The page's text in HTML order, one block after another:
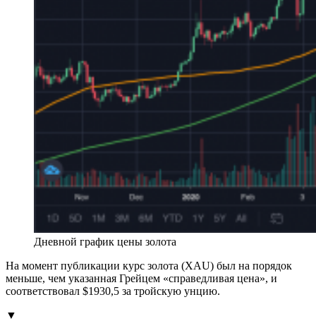
Дневной график цены золота
На момент публикации курс золота (XAU) был на порядок
меньше, чем указанная Грейцем «справедливая цена», и
соответствовал $1930,5 за тройскую унцию.
▼